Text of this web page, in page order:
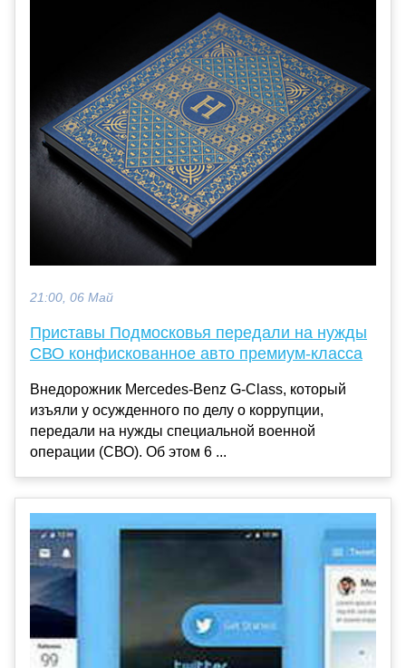
21:00, 06 Май
Приставы Подмосковья передали на нужды
СВО конфискованное авто премиум-класса
Внедорожник Mercedes-Benz G-Class, который
изъяли у осужденного по делу о коррупции,
передали на нужды специальной военной
операции (СВО). Об этом 6 ...